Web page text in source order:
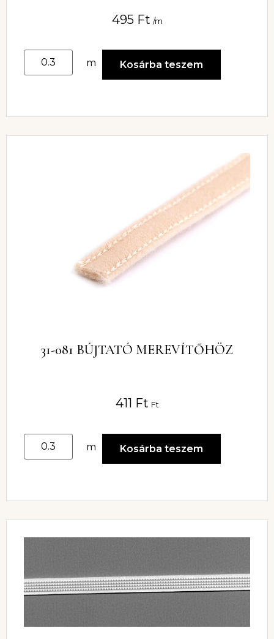
495 Ft /m
m Kosárba teszem
31-081 BÚJTATÓ MEREVÍTŐHÖZ
411 Ft Ft
m Kosárba teszem